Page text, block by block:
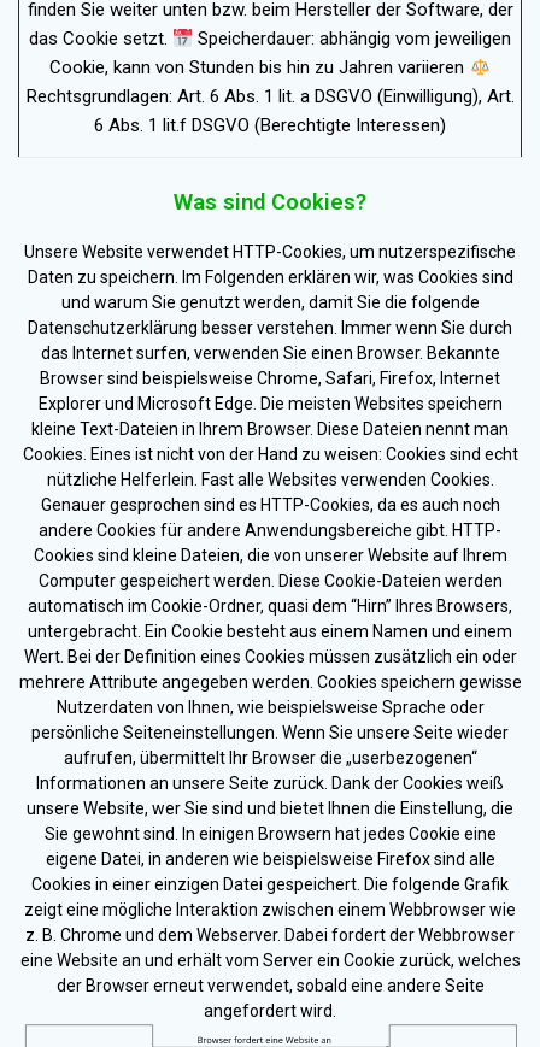
finden Sie weiter unten bzw. beim Hersteller der Software, der
das Cookie setzt.
Speicherdauer: abhängig vom jeweiligen
Cookie, kann von Stunden bis hin zu Jahren variieren
Rechtsgrundlagen: Art. 6 Abs. 1 lit. a DSGVO (Einwilligung), Art.
6 Abs. 1 lit.f DSGVO (Berechtigte Interessen)
Was sind Cookies?
Unsere Website verwendet HTTP-Cookies, um nutzerspezifische
Daten zu speichern. Im Folgenden erklären wir, was Cookies sind
und warum Sie genutzt werden, damit Sie die folgende
Datenschutzerklärung besser verstehen. Immer wenn Sie durch
das Internet surfen, verwenden Sie einen Browser. Bekannte
Browser sind beispielsweise Chrome, Safari, Firefox, Internet
Explorer und Microsoft Edge. Die meisten Websites speichern
kleine Text-Dateien in Ihrem Browser. Diese Dateien nennt man
Cookies. Eines ist nicht von der Hand zu weisen: Cookies sind echt
nützliche Helferlein. Fast alle Websites verwenden Cookies.
Genauer gesprochen sind es HTTP-Cookies, da es auch noch
andere Cookies für andere Anwendungsbereiche gibt. HTTP-
Cookies sind kleine Dateien, die von unserer Website auf Ihrem
Computer gespeichert werden. Diese Cookie-Dateien werden
automatisch im Cookie-Ordner, quasi dem “Hirn” Ihres Browsers,
untergebracht. Ein Cookie besteht aus einem Namen und einem
Wert. Bei der Definition eines Cookies müssen zusätzlich ein oder
mehrere Attribute angegeben werden. Cookies speichern gewisse
Nutzerdaten von Ihnen, wie beispielsweise Sprache oder
persönliche Seiteneinstellungen. Wenn Sie unsere Seite wieder
aufrufen, übermittelt Ihr Browser die „userbezogenen“
Informationen an unsere Seite zurück. Dank der Cookies weiß
unsere Website, wer Sie sind und bietet Ihnen die Einstellung, die
Sie gewohnt sind. In einigen Browsern hat jedes Cookie eine
eigene Datei, in anderen wie beispielsweise Firefox sind alle
Cookies in einer einzigen Datei gespeichert. Die folgende Grafik
zeigt eine mögliche Interaktion zwischen einem Webbrowser wie
z. B. Chrome und dem Webserver. Dabei fordert der Webbrowser
eine Website an und erhält vom Server ein Cookie zurück, welches
der Browser erneut verwendet, sobald eine andere Seite
angefordert wird.